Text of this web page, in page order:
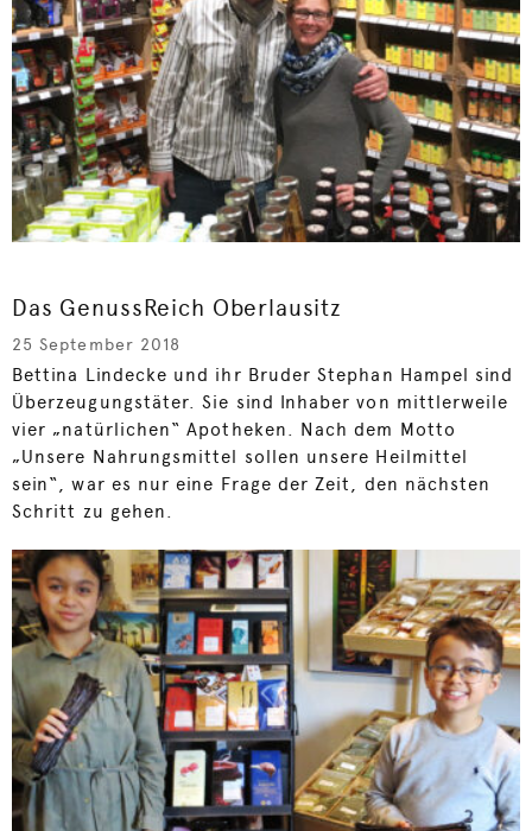
Das GenussReich Oberlausitz
25 September 2018
Bettina Lindecke und ihr Bruder Stephan Hampel sind
Überzeugungstäter. Sie sind Inhaber von mittlerweile
vier „natürlichen“ Apotheken. Nach dem Motto
„Unsere Nahrungsmittel sollen unsere Heilmittel
sein“, war es nur eine Frage der Zeit, den nächsten
Schritt zu gehen.